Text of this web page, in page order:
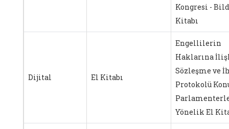
Kongresi -
Kitabı
Dijital El Kitabı
Engellilerin
Haklarına
Sözleşme ve
Protokolü
Yönelik El